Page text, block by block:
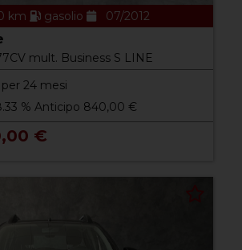
km gasolio 07/2012
mult. Business S LINE
24 mesi
% Anticipo 840,00 €
€